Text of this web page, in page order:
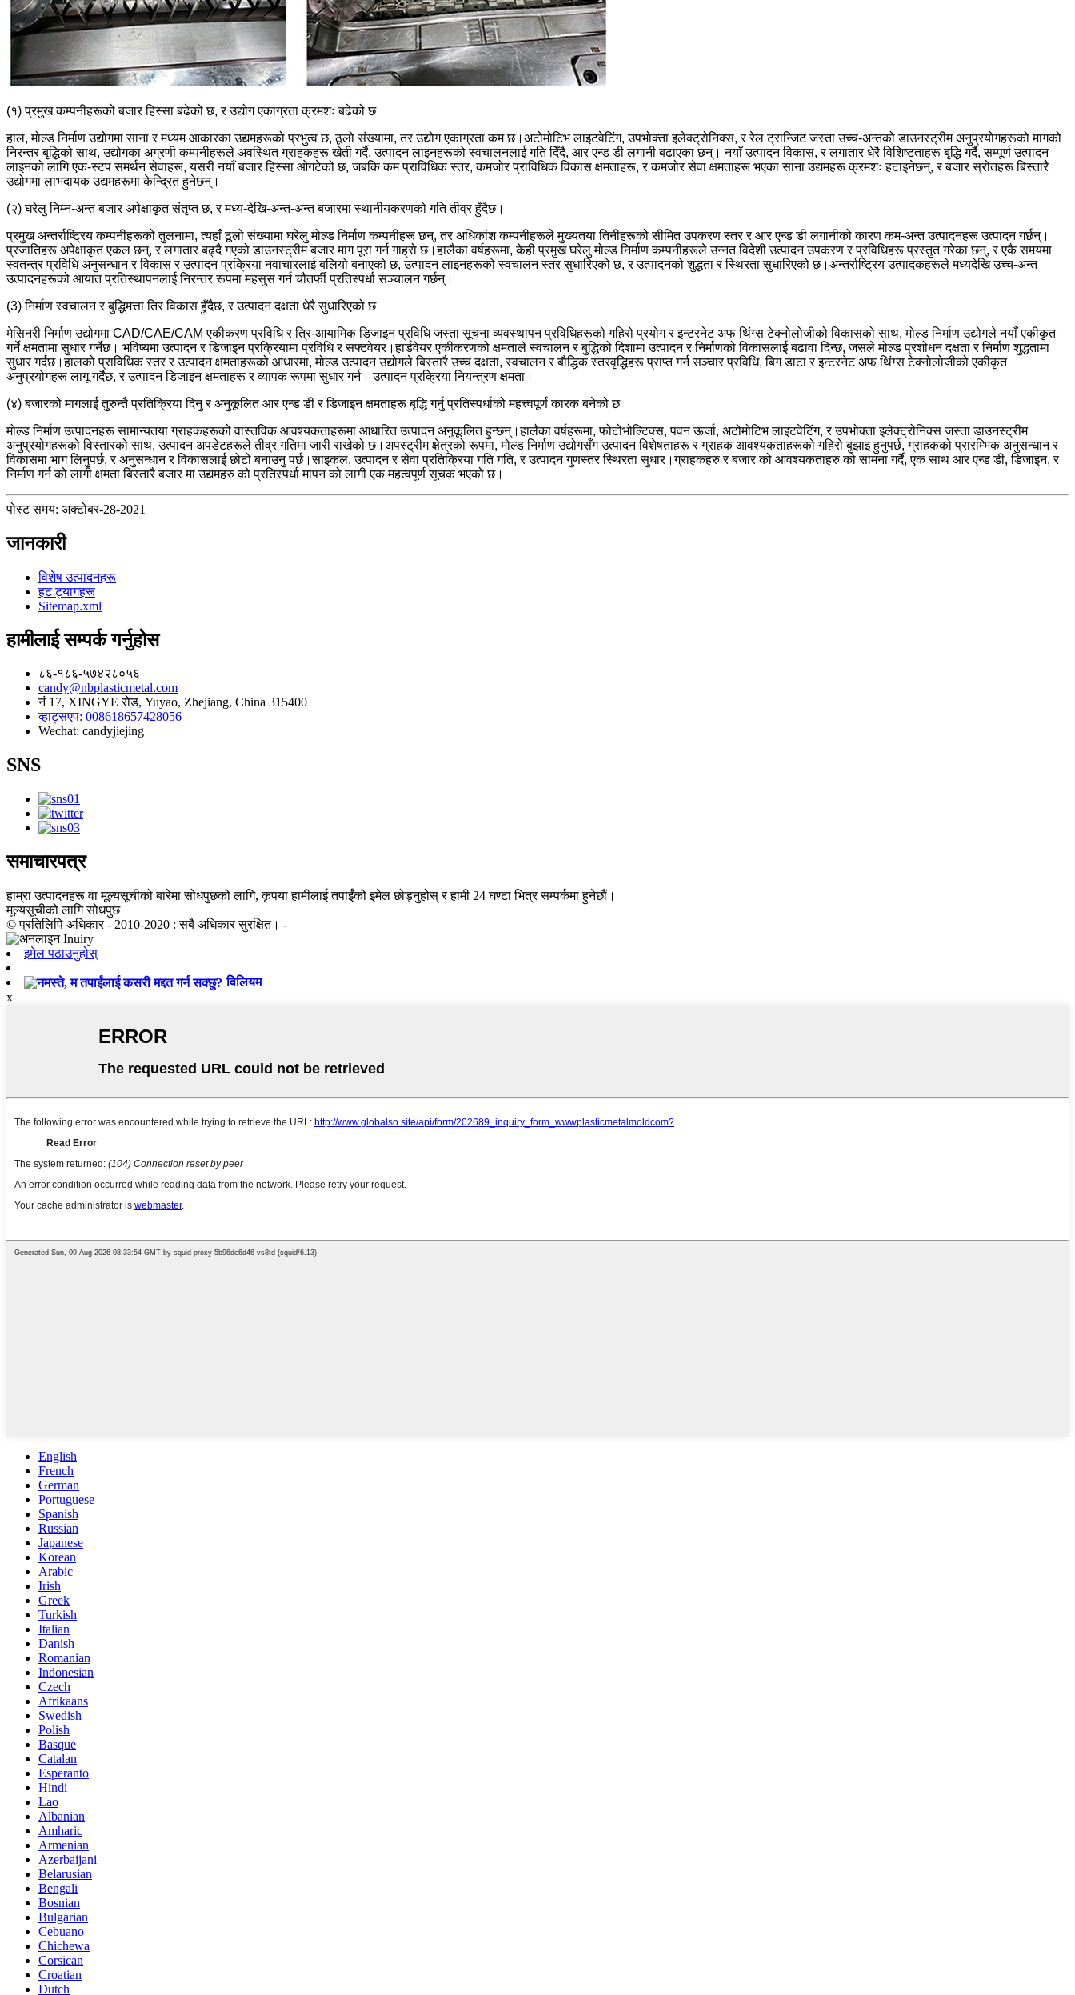
(१) प्रमुख कम्पनीहरूको बजार हिस्सा बढेको छ, र उद्योग एकाग्रता क्रमशः बढेको छ
हाल, मोल्ड निर्माण उद्योगमा साना र मध्यम आकारका उद्यमहरूको प्रभुत्व छ, ठूलो संख्यामा, तर उद्योग एकाग्रता कम छ।अटोमोटिभ लाइटवेटिंग, उपभोक्ता इलेक्ट्रोनिक्स, र रेल ट्रान्जिट जस्ता उच्च-अन्तको डाउनस्ट्रीम अनुप्रयोगहरूको मागको
निरन्तर बृद्धिको साथ, उद्योगका अग्रणी कम्पनीहरूले अवस्थित ग्राहकहरू खेती गर्दै, उत्पादन लाइनहरूको स्वचालनलाई गति दिँदै, आर एन्ड डी लगानी बढाएका छन्। नयाँ उत्पादन विकास, र लगातार धेरै विशिष्टताहरू बृद्धि गर्दै, सम्पूर्ण उत्पादन
लाइनको लागि एक-स्टप समर्थन सेवाहरू, यसरी नयाँ बजार हिस्सा ओगटेको छ, जबकि कम प्राविधिक स्तर, कमजोर प्राविधिक विकास क्षमताहरू, र कमजोर सेवा क्षमताहरू भएका साना उद्यमहरू क्रमशः हटाइनेछन्, र बजार स्रोतहरू बिस्तारै
उद्योगमा लाभदायक उद्यमहरूमा केन्द्रित हुनेछन्।
(२) घरेलु निम्न-अन्त बजार अपेक्षाकृत संतृप्त छ, र मध्य-देखि-अन्त-अन्त बजारमा स्थानीयकरणको गति तीव्र हुँदैछ।
प्रमुख अन्तर्राष्ट्रिय कम्पनीहरूको तुलनामा, त्यहाँ ठूलो संख्यामा घरेलु मोल्ड निर्माण कम्पनीहरू छन्, तर अधिकांश कम्पनीहरूले मुख्यतया तिनीहरूको सीमित उपकरण स्तर र आर एन्ड डी लगानीको कारण कम-अन्त उत्पादनहरू उत्पादन गर्छन्।
प्रजातिहरू अपेक्षाकृत एकल छन्, र लगातार बढ्दै गएको डाउनस्ट्रीम बजार माग पूरा गर्न गाह्रो छ।हालैका वर्षहरूमा, केही प्रमुख घरेलु मोल्ड निर्माण कम्पनीहरूले उन्नत विदेशी उत्पादन उपकरण र प्रविधिहरू प्रस्तुत गरेका छन्, र एकै समयमा
स्वतन्त्र प्रविधि अनुसन्धान र विकास र उत्पादन प्रक्रिया नवाचारलाई बलियो बनाएको छ, उत्पादन लाइनहरूको स्वचालन स्तर सुधारिएको छ, र उत्पादनको शुद्धता र स्थिरता सुधारिएको छ।अन्तर्राष्ट्रिय उत्पादकहरूले मध्यदेखि उच्च-अन्त
उत्पादनहरूको आयात प्रतिस्थापनलाई निरन्तर रूपमा महसुस गर्न चौतर्फी प्रतिस्पर्धा सञ्चालन गर्छन्।
(3) निर्माण स्वचालन र बुद्धिमत्ता तिर विकास हुँदैछ, र उत्पादन दक्षता धेरै सुधारिएको छ
मेसिनरी निर्माण उद्योगमा CAD/CAE/CAM एकीकरण प्रविधि र त्रि-आयामिक डिजाइन प्रविधि जस्ता सूचना व्यवस्थापन प्रविधिहरूको गहिरो प्रयोग र इन्टरनेट अफ थिंग्स टेक्नोलोजीको विकासको साथ, मोल्ड निर्माण उद्योगले नयाँ एकीकृत
गर्ने क्षमतामा सुधार गर्नेछ। भविष्यमा उत्पादन र डिजाइन प्रक्रियामा प्रविधि र सफ्टवेयर।हार्डवेयर एकीकरणको क्षमताले स्वचालन र बुद्धिको दिशामा उत्पादन र निर्माणको विकासलाई बढावा दिन्छ, जसले मोल्ड प्रशोधन दक्षता र निर्माण शुद्धतामा
सुधार गर्दछ।हालको प्राविधिक स्तर र उत्पादन क्षमताहरूको आधारमा, मोल्ड उत्पादन उद्योगले बिस्तारै उच्च दक्षता, स्वचालन र बौद्धिक स्तरवृद्धिहरू प्राप्त गर्न सञ्चार प्रविधि, बिग डाटा र इन्टरनेट अफ थिंग्स टेक्नोलोजीको एकीकृत
अनुप्रयोगहरू लागू गर्दैछ, र उत्पादन डिजाइन क्षमताहरू र व्यापक रूपमा सुधार गर्न। उत्पादन प्रक्रिया नियन्त्रण क्षमता।
(४) बजारको मागलाई तुरुन्तै प्रतिक्रिया दिनु र अनुकूलित आर एन्ड डी र डिजाइन क्षमताहरू बृद्धि गर्नु प्रतिस्पर्धाको महत्त्वपूर्ण कारक बनेको छ
मोल्ड निर्माण उत्पादनहरू सामान्यतया ग्राहकहरूको वास्तविक आवश्यकताहरूमा आधारित उत्पादन अनुकूलित हुन्छन्।हालैका वर्षहरूमा, फोटोभोल्टिक्स, पवन ऊर्जा, अटोमोटिभ लाइटवेटिंग, र उपभोक्ता इलेक्ट्रोनिक्स जस्ता डाउनस्ट्रीम
अनुप्रयोगहरूको विस्तारको साथ, उत्पादन अपडेटहरूले तीव्र गतिमा जारी राखेको छ।अपस्ट्रीम क्षेत्रको रूपमा, मोल्ड निर्माण उद्योगसँग उत्पादन विशेषताहरू र ग्राहक आवश्यकताहरूको गहिरो बुझाइ हुनुपर्छ, ग्राहकको प्रारम्भिक अनुसन्धान र
विकासमा भाग लिनुपर्छ, र अनुसन्धान र विकासलाई छोटो बनाउनु पर्छ।साइकल, उत्पादन र सेवा प्रतिक्रिया गति गति, र उत्पादन गुणस्तर स्थिरता सुधार।ग्राहकहरु र बजार को आवश्यकताहरु को सामना गर्दै, एक साथ आर एन्ड डी, डिजाइन, र
निर्माण गर्न को लागी क्षमता बिस्तारै बजार मा उद्यमहरु को प्रतिस्पर्धा मापन को लागी एक महत्वपूर्ण सूचक भएको छ।
पोस्ट समय: अक्टोबर-28-2021
जानकारी
विशेष उत्पादनहरू
हट ट्यागहरू
Sitemap.xml
हामीलाई सम्पर्क गर्नुहोस
८६-१८६-५७४२८०५६
candy@nbplasticmetal.com
नं 17, XINGYE रोड, Yuyao, Zhejiang, China 315400
व्हाट्सएप: 008618657428056
Wechat: candyjiejing
SNS
समाचारपत्र
हाम्रा उत्पादनहरू वा मूल्यसूचीको बारेमा सोधपुछको लागि, कृपया हामीलाई तपाईंको इमेल छोड्नुहोस् र हामी 24 घण्टा भित्र सम्पर्कमा हुनेछौं।
मूल्यसूचीको लागि सोधपुछ
© प्रतिलिपि अधिकार - 2010-2020 : सबै अधिकार सुरक्षित। -
इमेल पठाउनुहोस्
विलियम
x
English
French
German
Portuguese
Spanish
Russian
Japanese
Korean
Arabic
Irish
Greek
Turkish
Italian
Danish
Romanian
Indonesian
Czech
Afrikaans
Swedish
Polish
Basque
Catalan
Esperanto
Hindi
Lao
Albanian
Amharic
Armenian
Azerbaijani
Belarusian
Bengali
Bosnian
Bulgarian
Cebuano
Chichewa
Corsican
Croatian
Dutch